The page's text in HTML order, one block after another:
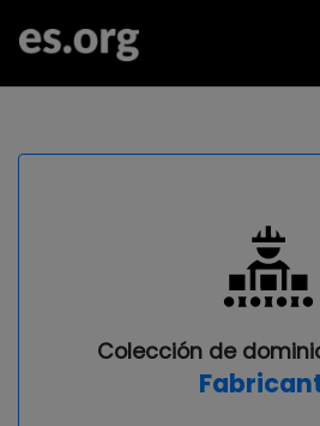
Colección de